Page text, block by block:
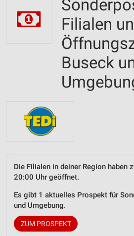
Filialen
Buseck
Die Filialen in deiner Region haben
20:00 Uhr geöffnet.
Es gibt 1 aktuelles Prospekt für
und Umgebung.
ZUM PROSPEKT